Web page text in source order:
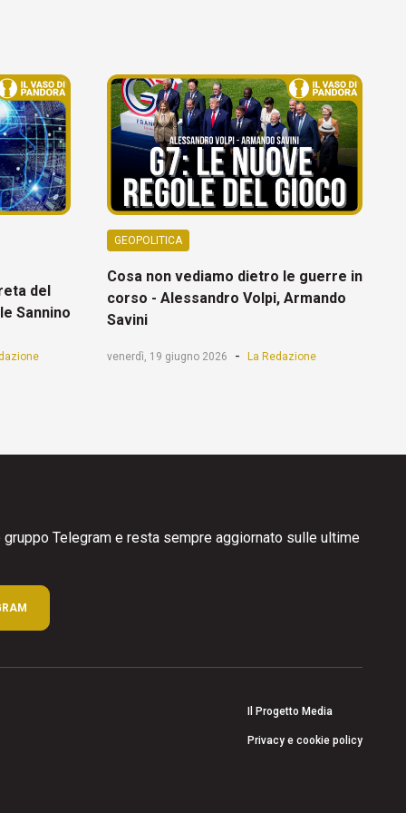
del
Sannino
GEOPOLITICA
Cosa non vediamo dietro le guerre in
corso - Alessandro Volpi, Armando
Savini
venerdì, 19 giugno 2026 - La Redazione
Telegram e resta sempre aggiornato sulle ultime
Il Progetto Media
Privacy e cookie policy